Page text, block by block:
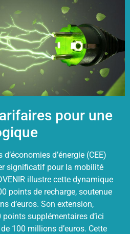
pour une
d’énergie (CEE)
significatif pour la mobilité
illustre cette dynamique
points de recharge, soutenue
d’euros. Son extension,
points supplémentaires d’ici
100 millions d’euros. Cette